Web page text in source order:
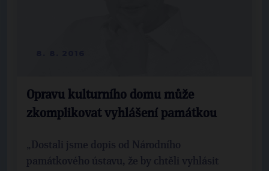
Opravu kulturního domu může
zkomplikovat vyhlášení památkou
„Dostali jsme dopis od Národního
památkového ústavu, že by chtěli vyhlásit